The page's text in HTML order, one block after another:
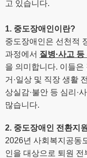
고 있습니다.
1. 중도장애인이란?
중도장애인은 선천적
과정에서 질병·사고 등
을 의미합니다. 이들은
거 ·일상 및 직장 생활
상실감·불안 등 심리 ·
많습니다.
2. 중도장애인 전환지
2026년 사회복지공동
인을 대상으로 퇴원